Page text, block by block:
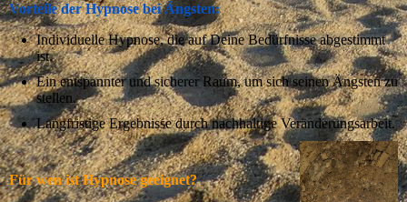
Vorteile der Hypnose bei Ängsten:
Individuelle Hypnose, die auf Deine Bedürfnisse abgestimmt
ist.
Ein entspannter und sicherer Raum, um sich seinen Ängsten zu
stellen.
Langfristige Ergebnisse durch nachhaltige Veränderungsarbeit.
Für wen ist Hypnose geeignet?